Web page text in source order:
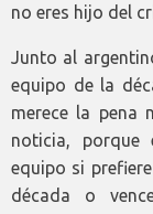
no eres hijo del
Junto al
equipo de la
merece la pena
noticia, porque
equipo si
década o